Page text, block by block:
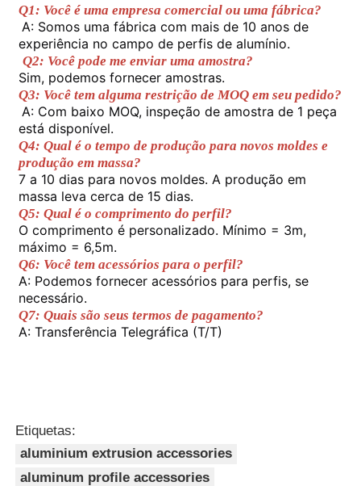
Visita à Fábrica
Controle de qualidade
Contate-nos
Notícias
Solicitar um Orçamento
Perfis de alumínio de extrusão
Perfis de portas de alumínio
4. Corte preciso, nivelamento e
tratamento cuidadoso dos detalhes
dos cantos.
Q1: Você é uma empresa comercial ou uma fábrica?
A: Somos uma fábrica com mais de 10 anos de
experiência no campo de perfis de alumínio.
Q2: Você pode me enviar uma amostra?
Sim, podemos fornecer amostras.
Q3: Você tem alguma restrição de MOQ em seu pedido?
A: Com baixo MOQ, inspeção de amostra de 1 peça
está disponível.
Q4: Qual é o tempo de produção para novos moldes e
produção em massa?
7 a 10 dias para novos moldes. A produção em
massa leva cerca de 15 dias.
Q5: Qual é o comprimento do perfil?
O comprimento é personalizado. Mínimo = 3m,
máximo = 6,5m.
Q6: Você tem acessórios para o perfil?
A: Podemos fornecer acessórios para perfis, se
necessário.
Q7: Quais são seus termos de pagamento?
A: Transferência Telegráfica (T/T)
Etiquetas:
aluminium extrusion accessories
aluminum profile accessories